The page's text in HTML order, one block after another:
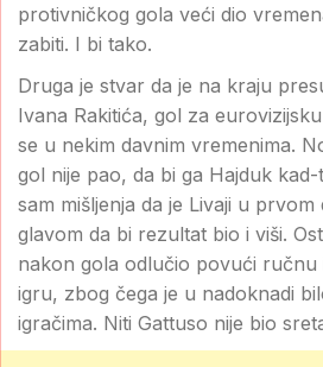
protivničkog gola veći dio
zabiti. I bi tako.
Druga je stvar da je na kraju
Ivana Rakitića, gol za
se u nekim davnim vremenima.
gol nije pao, da bi ga Hajduk
sam mišljenja da je Livaji u
glavom da bi rezultat bio i viši.
nakon gola odlučio povući
igru, zbog čega je u nadoknadi
igračima. Niti Gattuso nije bio